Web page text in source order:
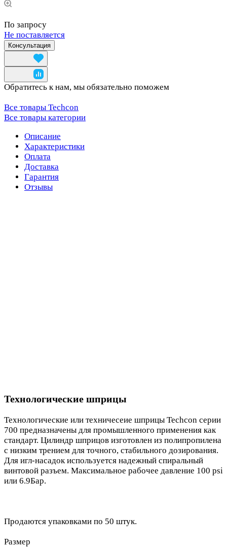
По запросу
Не поставляется
Консультация
Обратитесь к нам, мы обязательно поможем
Все товары Techcon
Все товары категории
Описание
Характеристики
Оплата
Доставка
Гарантия
Отзывы
Технологические шприцы
Технологические или техничесеие шприцы Techcon серии
700 предназначены для промышленного применения как
стандарт. Цилиндр шприцов изготовлен из полипропилена
с низким трением для точного, стабильного дозирования.
Для игл-насадок используется надежный спиральный
винтовой разъем. Максимальное рабочее давление 100 psi
или 6.9Бар.
Продаются упаковками по 50 штук.
Размер